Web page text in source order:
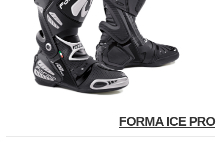
FORMA ICE PRO